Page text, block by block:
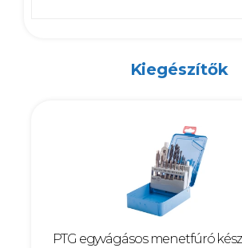
Kiegészítők
PTG egyvágásos menetfúró